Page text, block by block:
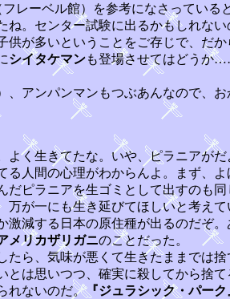
フレーベル館）を参考になさってい
。センター試験に出るかもしれない
供が多いということをご存じで、だ
シイタケマンも登場させてはどうか
アンパンマンもつぶあんなので、
よく生きてたな。いや、ピラニアが
人間の心理がわからんよ。まず、
ピラニアを生ゴミとして出すのも
が一にも生き延びてほしいと考え
減する日本の原住種が出るのだぞ
メリカザリガニのことだった。
、気味が悪くて生きたままでは
は思いつつ、確実に殺してから捨
れないのだ。『ジュラシック・パーク